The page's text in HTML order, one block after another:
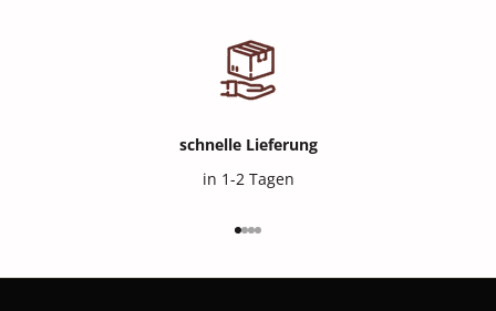
schnelle Lieferung
in 1-2 Tagen
Gehe zu Element 1
Gehe zu Element 2
Gehe zu Element 3
Gehe zu Element 4